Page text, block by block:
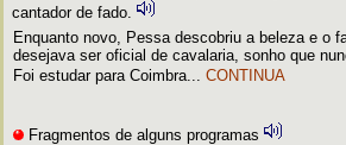
cantador de fado.
Enquanto novo, Pessa descobriu a beleza e o
desejava ser oficial de cavalaria, sonho que
Foi estudar para Coimbra... CONTINUA
Fragmentos de alguns programas